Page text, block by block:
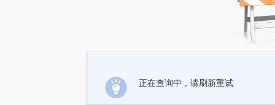
正在查询中，请刷新重试